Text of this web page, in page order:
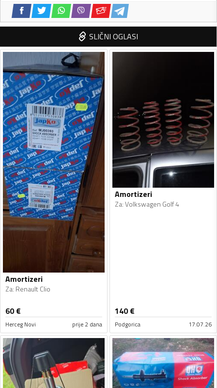
SLIČNI OGLASI
Amortizeri
Za: Renault Clio
60€
Herceg Novi prije 2 dana
Amortizeri
Za:Volkswagen Golf 4
140€
Podgorica 17.07.26